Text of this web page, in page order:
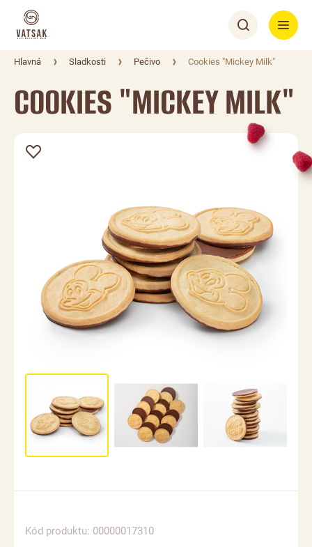
Hlavná Sladkosti Pečivo Cookies "Mickey Milk"
COOKIES "MICKEY MILK"
Kód produktu: 00000017310